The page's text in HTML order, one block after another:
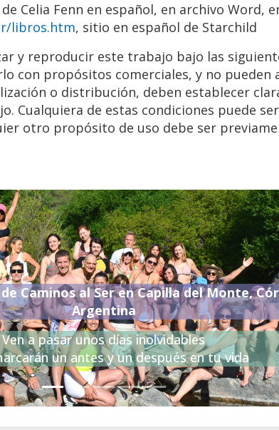
Celia Fenn en español, en archivo Word,
libros.htm, sitio en español de Starchild
y reproducir este trabajo bajo las
con propósitos comerciales, y no
o distribución, deben establecer
Cualquiera de estas condiciones puede
otro propósito de uso debe ser
Caminos al Ser en Capilla del Monte,
Argentina
Ven a pasar unos días inolvidables
un antes y un después en tu vida